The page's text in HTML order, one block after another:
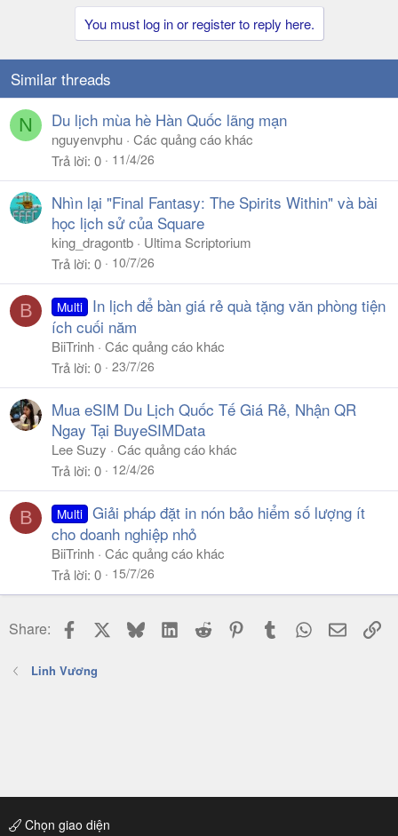
You must log in or register to reply here.
Similar threads
N Du lịch mùa hè Hàn Quốc lãng mạn
nguyenvphu Các quảng cáo khác
Trả lời 0 11/4/26
Nhìn lại "Final Fantasy: The Spirits Within" và bài
học lịch sử của Square
king_dragontb
Ultima Scriptorium
Trả lời 0 10/7/26
B Multi
In lịch để bàn giá rẻ quà tặng văn phòng tiện
ích cuối năm
BiiTrinh Các quảng cáo khác
Trả lời 0 23/7/26
Mua eSIM Du Lịch Quốc Tế Giá Rẻ, Nhận QR
Ngay Tại BuyeSIMData
Lee Suzy
Các quảng cáo khác
Trả lời 0 12/4/26
B Multi Giải pháp đặt in nón bảo hiểm số lượng ít
cho doanh nghiệp nhỏ
BiiTrinh Các quảng cáo khác
Trả lời 0 15/7/26
Share: Facebook BlueskyLinkedIn
Reddit PinterestTumblr WhatsApp
Email
Linh Vương
Chọn giao diện